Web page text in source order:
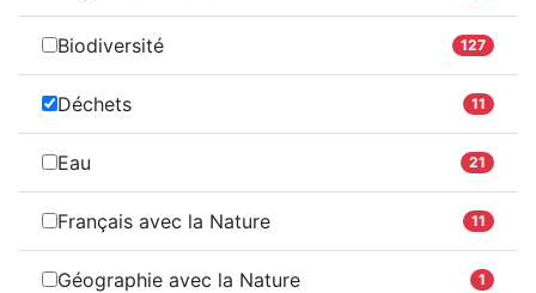
Biodiversité 127
Déchets 11
Eau 21
Français avec la Nature 11
Géographie avec la Nature 1